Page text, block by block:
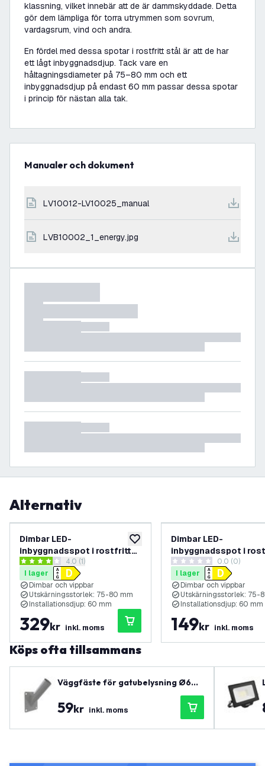
klassning, vilket innebär att de är dammskyddade. Detta
gör dem lämpliga för torra utrymmen som sovrum,
vardagsrum, vind och andra.
En fördel med dessa spotar i rostfritt stål är att de har
ett lågt inbyggnadsdjup. Tack vare en
håltagningsdiameter på 75–80 mm och ett
inbyggnadsdjup på endast 60 mm passar dessa spotar
i princip för nästan alla tak.
Manualer och dokument
LV10012-LV10025_manual
LVB10002_1_energy.jpg
Alternativ
lägg till i önskelistan
Dimbar LED-
inbyggnadsspot i rostfritt
stål – Sevilla – 3W – 2700K
– 92 mm – Fyrkantig – 3-
pack
öppna recensionspanel
4 stjärnbetyg4.0 (1)
I lager
Dimbar och vippbar
Utskärningsstorlek: 75-80 mm
Installationsdjup: 60 mm
329kr inkl. moms
Dimbar LED-
inbyggnadsspot i
stål – Sevilla – 3W –
– 92 mm – Fyrkantig
0 stjärnbetyg0.0 (0)
I lager
Dimbar och vippbar
Utskärningsstorlek: 75-
Installationsdjup: 60 mm
149kr inkl. moms
Köps ofta tillsammans
Väggfäste för gatubelysning Ø60
mm – Passar till SKU LVS30001–LVS
30011
59kr inkl. moms